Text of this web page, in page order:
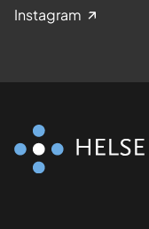
Instagram